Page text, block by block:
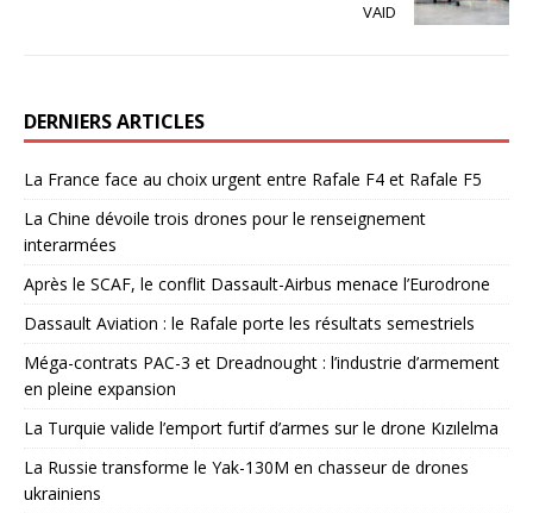
VAID
DERNIERS ARTICLES
La France face au choix urgent entre Rafale F4 et Rafale F5
La Chine dévoile trois drones pour le renseignement
interarmées
Après le SCAF, le conflit Dassault-Airbus menace l’Eurodrone
Dassault Aviation : le Rafale porte les résultats semestriels
Méga-contrats PAC-3 et Dreadnought : l’industrie d’armement
en pleine expansion
La Turquie valide l’emport furtif d’armes sur le drone Kızılelma
La Russie transforme le Yak-130M en chasseur de drones
ukrainiens